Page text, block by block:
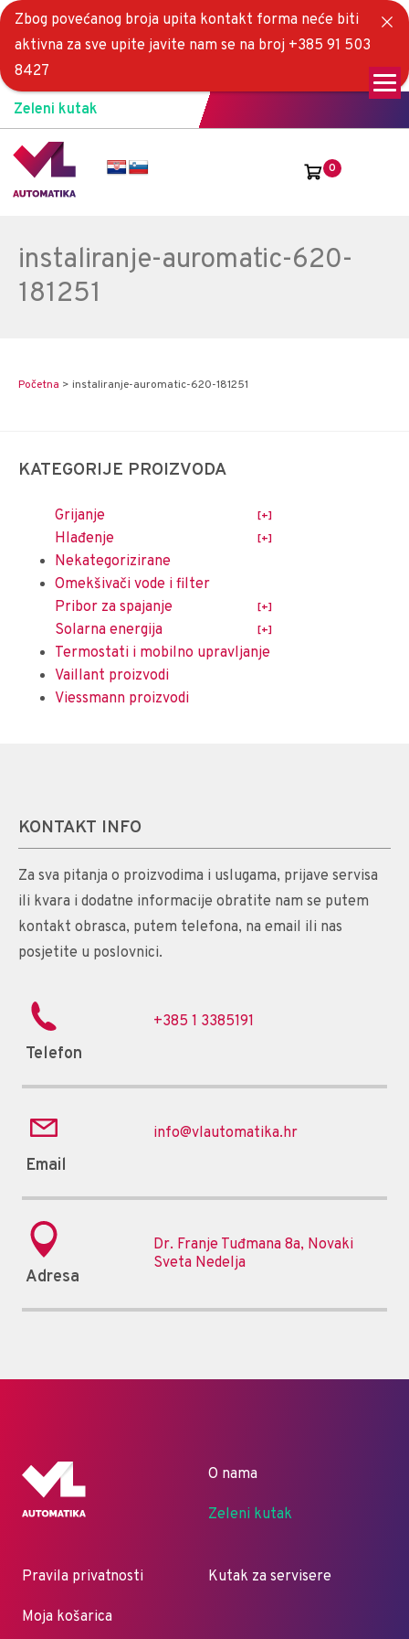
Zeleni kutak
0
instaliranje-auromatic-620-
181251
Početna > instaliranje-auromatic-620-181251
KATEGORIJE PROIZVODA
Grijanje
Hlađenje
Nekategorizirane
Omekšivači vode i filter
Pribor za spajanje
Solarna energija
Termostati i mobilno upravljanje
Vaillant proizvodi
Viessmann proizvodi
KONTAKT INFO
Za sva pitanja o proizvodima i uslugama, prijave servisa
ili kvara i dodatne informacije obratite nam se putem
kontakt obrasca, putem telefona, na email ili nas
posjetite u poslovnici.
Telefon
+385 1 3385191
Email
info@vlautomatika.hr
Adresa
Dr. Franje Tuđmana 8a, Novaki
Sveta Nedelja
O nama
Zeleni kutak
Pravila privatnosti
Moja košarica
Kutak za servisere
Zbog povećanog broja upita kontakt forma neće biti
aktivna za sve upite javite nam se na broj +385 91 503
8427